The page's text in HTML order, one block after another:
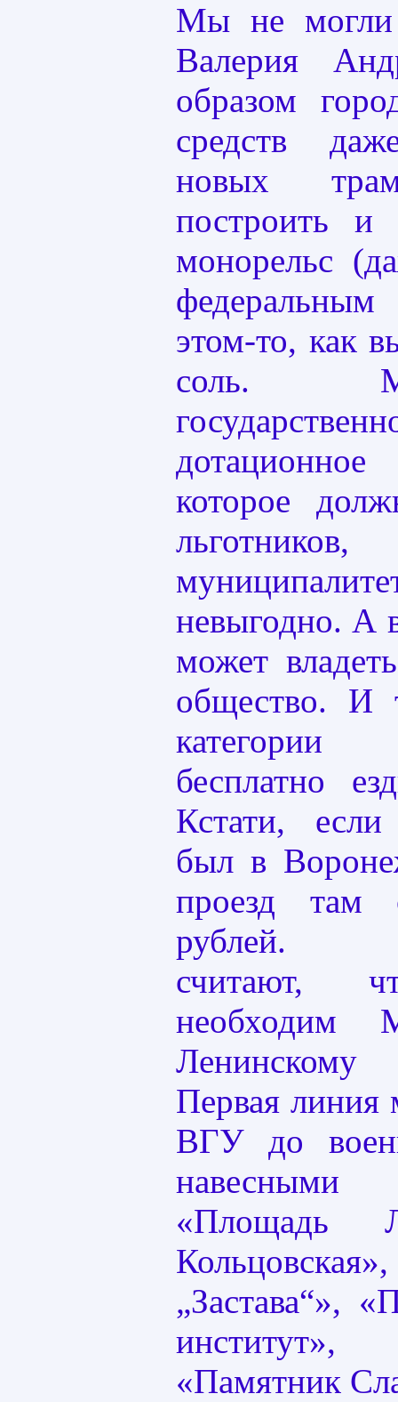
Мы не могли
Валерия
образом
средств
новых
построить и
монорельс
этом-то, как
соль.
которое
невыгодно. А
может
общество. И
бесплатно
Кстати,
был в
проезд
рублей.
считают,
необходим
Первая линия
ВГУ до
навесными
«Площадь
„Застава“»,
институт»,
«Памятник